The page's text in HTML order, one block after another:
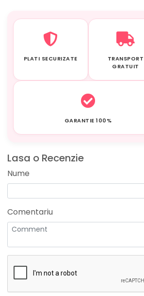
PLATI SECURIZATE
TRANSPORT
GRATUIT
GARANTIE 100%
Lasa o Recenzie
Nume
Comentariu